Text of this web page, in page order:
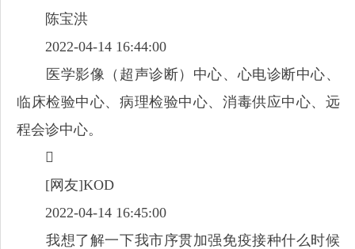
陈宝洪
2022-04-14 16:44:00
医学影像（超声诊断）中心、心电诊断中心、
临床检验中心、病理检验中心、消毒供应中心、远
程会诊中心。

[网友]KOD
2022-04-14 16:45:00
我想了解一下我市序贯加强免疫接种什么时候